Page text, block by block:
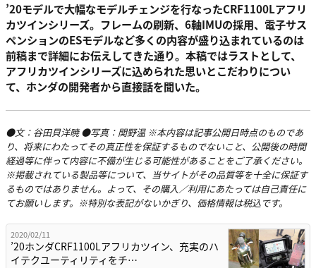
’20モデルで大幅なモデルチェンジを行なったCRF1100Lアフリ
カツインシリーズ。フレームの刷新、6軸IMUの採用、電子サス
ペンションのESモデルなど多くの内容が盛り込まれているのは
前稿まで詳細にお伝えしてきた通り。本稿ではラストとして、
アフリカツインシリーズに込められた思いとこだわりについ
て、ホンダの開発者から直接話を聞いた。
●文：谷田貝洋暁 ●写真：関野温 ※本内容は記事公開日時点のものであ
り、将来にわたってその真正性を保証するものでないこと、公開後の時間
経過等に伴って内容に不備が生じる可能性があることをご了承ください。
※掲載されている製品等について、当サイトがその品質等を十全に保証す
るものではありません。よって、その購入／利用にあたっては自己責任に
てお願いします。※特別な表記がないかぎり、価格情報は税込です。
2020/02/11
’20ホンダCRF1100Lアフリカツイン、充実のハ
イテクユーティリティをチ…